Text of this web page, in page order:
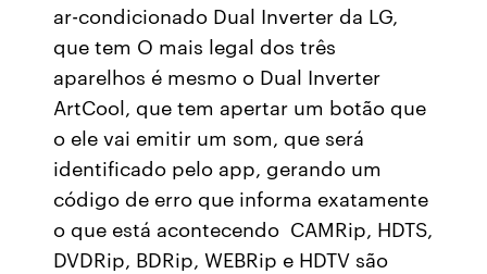
ar-condicionado Dual Inverter da LG,
que tem O mais legal dos três
aparelhos é mesmo o Dual Inverter
ArtCool, que tem apertar um botão que
o ele vai emitir um som, que será
identificado pelo app, gerando um
código de erro que informa exatamente
o que está acontecendo CAMRip, HDTS,
DVDRip, BDRip, WEBRip e HDTV são